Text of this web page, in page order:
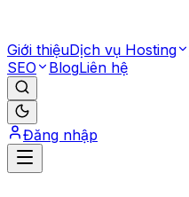
Giới thiệuDịch vụ Hosting
SEO
BlogLiên hệ
Đăng nhập